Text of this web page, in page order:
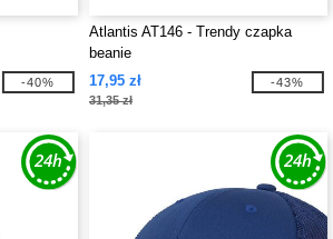
-40%
Atlantis AT146 - Trendy czapka
beanie
17,95 zł
31,35 zł
-43%